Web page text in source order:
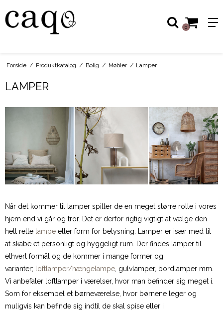
0
Forside / Produktkatalog / Bolig / Møbler / Lamper
LAMPER
Når det kommer til lamper spiller de en meget større rolle i vores
hjem end vi går og tror. Det er derfor rigtig vigtigt at vælge den
helt rette lampe eller form for belysning. Lamper er især med til
at skabe et personligt og hyggeligt rum. Der findes lamper til
ethvert formål og de kommer i mange former og
varianter;
loftlamper/hængelampe , gulvlamper, bordlamper mm.
Vi anbefaler loftlamper i værelser, hvor man befinder sig meget i.
Som for eksempel et børneværelse, hvor børnene leger og
muligvis kan befinde sig indtil de skal spise eller i